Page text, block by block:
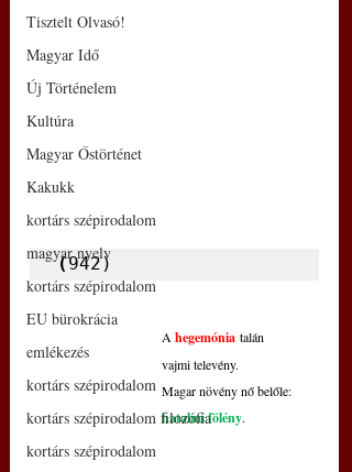
Tisztelt Olvasó!
Magyar Idő
Új Történelem
Kultúra
Magyar Őstörténet
Kakukk
kortárs szépirodalom
magyar nyelv
kortárs szépirodalom
EU bürokrácia
emlékezés
kortárs szépirodalom
kortárs szépirodalom filozófia
kortárs szépirodalom
(942)
A hegemónia talán
vajmi televény.
Magar növény nő belőle:
hatalmi fölény.